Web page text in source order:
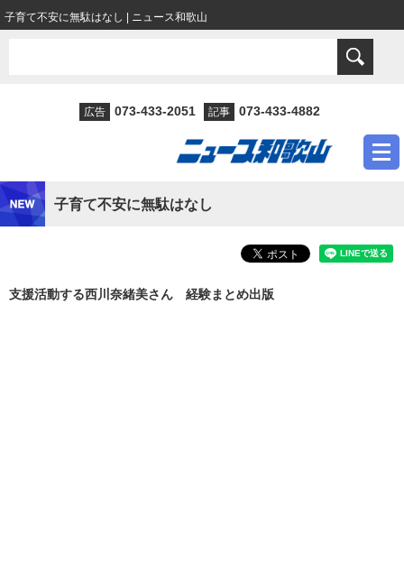
子育て不安に無駄はなし | ニュース和歌山
広告 073-433-2051 記事 073-433-4882
子育て不安に無駄はなし
支援活動する西川奈緒美さん 経験まとめ出版